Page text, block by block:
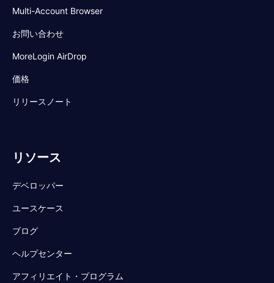
Multi-Account Browser
お問い合わせ
MoreLogin AirDrop
価格
リリースノート
リソース
デベロッパー
ユースケース
ブログ
ヘルプセンター
アフィリエイト・プログラム